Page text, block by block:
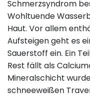
Schmerzsyndrom
Wohltuende
Haut. Vor allem
Aufsteigen geht es
Sauerstoff ein. Ein
Rest fällt als
Mineralschicht
schneeweißen